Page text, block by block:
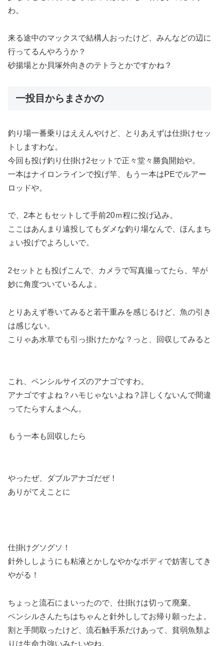
わ。
来る途中のマックスで結構人おったけど、みんなどの辺に
行ってるんやろうか？
砂揚場とか貝塚外向きのテトラとかですかね？
一投目からまさかの
釣り場一番乗りはええんやけど、とりあえずは仕掛けセッ
トしますわな。
今回も投げ釣り仕掛け2セットで正々堂々勝負開始や。
一本はナイロンラインで投げ竿、もう一本はPEでルアー
ロッドや。
で、2本ともセットして手前20ｍ程に投げ込み。
ここはあんまり遠投してもダメな釣り場なんで、ほんまち
ょい投げでよろしいで。
2セットとも投げこんで、カメラで写真撮ってたら、竿が
妙に角度ついているんよ。
とりあえず巻いてみると若干重みを感じるけど、魚の引き
は感じない。
こりゃあ水草でも引っ掛けたかな？っと、回収してみると
これ、ペンシルサイズのアナゴですわ。
アナゴですよね？ハモじゃないよね？詳しくないんで間違
ってたらすんまへん。
もう一本も回収したら
やったぜ、ダブルアナゴだぜ！
ありがてえことに
仕掛けグソグソ！
針外ししようにも粘液とかしなやかなボディで妨害してき
やがる！
ちょっと流石にまいったので、仕掛けは切って廃棄。
ペンシルさんたちはちゃんと針外ししてお帰り願ったよ。
割と手間取ったけど、流石触手系だけあって、貧弱魚類よ
りは生命力強いみたいやね。